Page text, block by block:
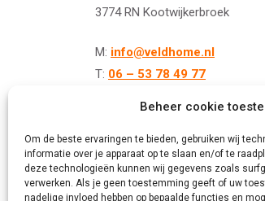
Beheer cookie
Om de beste ervaringen te bieden, gebruiken wij
informatie over je apparaat op te slaan en/of te
deze technologieën kunnen wij gegevens zoals
verwerken. Als je geen toestemming geeft of uw
nadelige invloed hebben op bepaalde functies en
3774 RN Kootwijkerbroek
M: info@veldhome.nl
T: 06 – 53 78 49 77